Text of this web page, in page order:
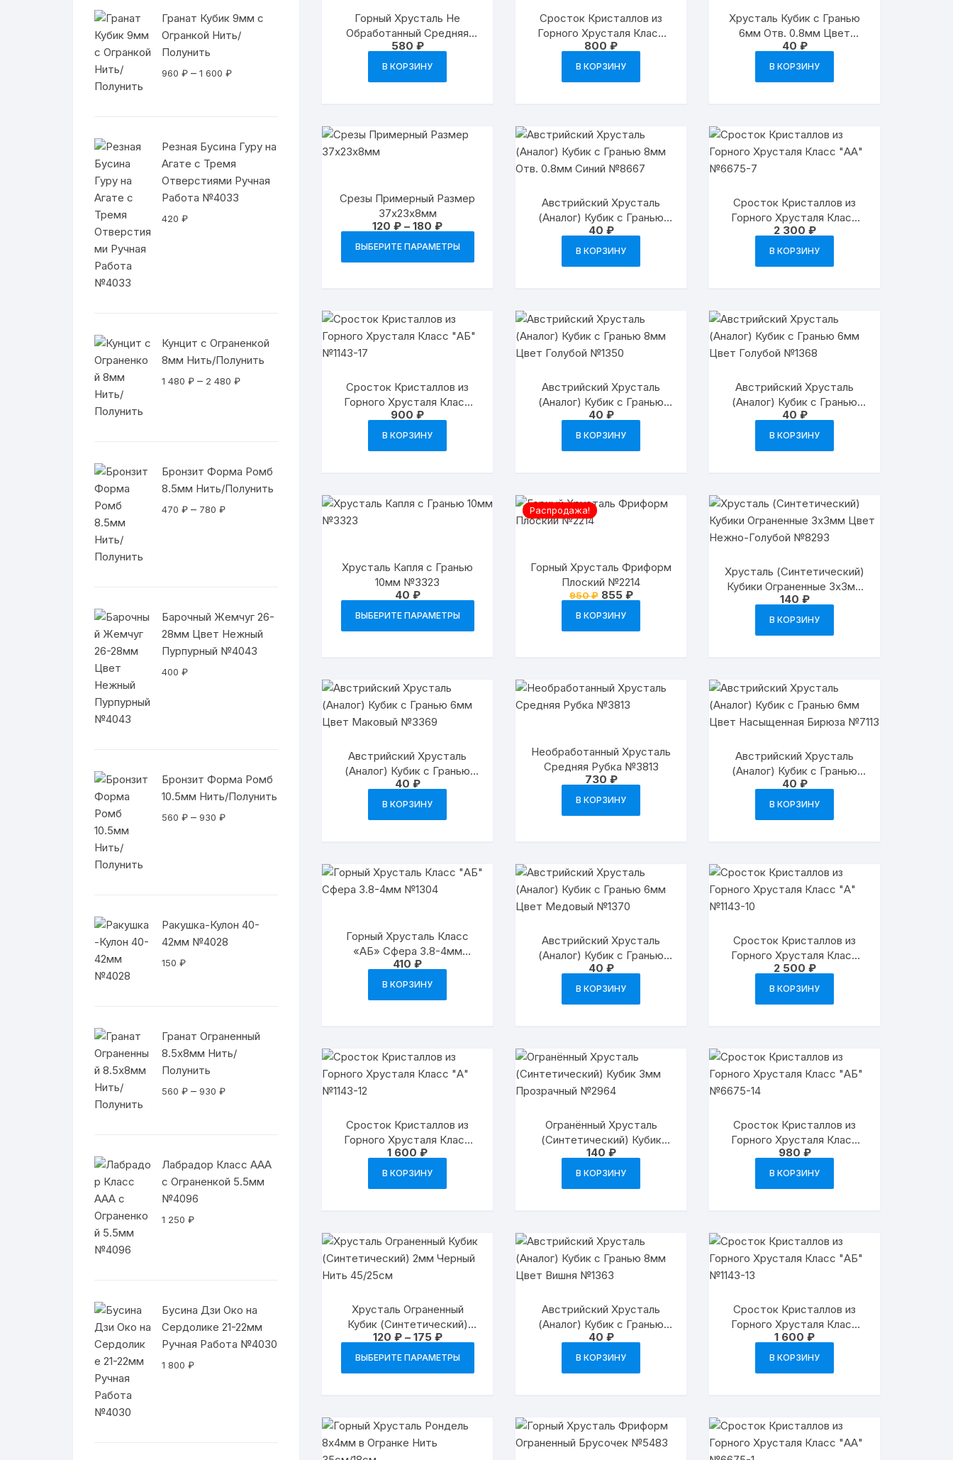
Горный Хрусталь Не
Обработанный Средняя
Рубка №8807
580 ₽
В КОРЗИНУ
Сросток Кристаллов из
Горного Хрусталя Класс
«АБ» №6675-15
800 ₽
В КОРЗИНУ
Хрусталь Кубик с Гранью
6мм Отв. 0.8мм Цвет
Васильковый №3370
40 ₽
В КОРЗИНУ
Срезы Примерный Размер
37х23х8мм
120 ₽ – 180 ₽Диапазон
цен:
120 ₽
ВЫБЕРИТЕ ПАРАМЕТРЫ
выбрать
Австрийский Хрусталь
(Аналог) Кубик с Гранью
8мм Отв. 0.8мм Синий
№8667
40 ₽
В КОРЗИНУ
Сросток Кристаллов из
Горного Хрусталя Класс
«АА» №6675-7
2 300 ₽
В КОРЗИНУ
Сросток Кристаллов из
Горного Хрусталя Класс
«АБ» №1143-17
900 ₽
В КОРЗИНУ
Австрийский Хрусталь
(Аналог) Кубик с Гранью
8мм Цвет Голубой №1350
40 ₽
В КОРЗИНУ
Австрийский Хрусталь
(Аналог) Кубик с Гранью
6мм Цвет Голубой №1368
40 ₽
В КОРЗИНУ
Хрусталь Капля с Гранью
10мм №3323
40 ₽
ВЫБЕРИТЕ ПАРАМЕТРЫ
товара.
Распродажа!
Горный Хрусталь Фриформ
Плоский №2214
950₽ Первоначальная
цена
составляла
855 ₽Текущая
цена:
В КОРЗИНУ
Хрусталь (Синтетический)
Кубики Ограненные 3х3мм
Цвет Нежно-Голубой
№8293
140 ₽
В КОРЗИНУ
Австрийский Хрусталь
(Аналог) Кубик с Гранью
6мм Цвет Маковый №3369
40 ₽
В КОРЗИНУ
Необработанный Хрусталь
Средняя Рубка №3813
730 ₽
В КОРЗИНУ
Австрийский Хрусталь
(Аналог) Кубик с Гранью
6мм Цвет Насыщенная
Бирюза №7113
40 ₽
В КОРЗИНУ
Горный Хрусталь Класс
«АБ» Сфера 3.8-4мм
№1304
410 ₽
В КОРЗИНУ
Австрийский Хрусталь
(Аналог) Кубик с Гранью
6мм Цвет Медовый №1370
40 ₽
В КОРЗИНУ
Сросток Кристаллов из
Горного Хрусталя Класс
«А» №1143-10
2 500 ₽
В КОРЗИНУ
Сросток Кристаллов из
Горного Хрусталя Класс
«А» №1143-12
1 600 ₽
В КОРЗИНУ
Огранённый Хрусталь
(Синтетический) Кубик
3мм Прозрачный №2964
140 ₽
В КОРЗИНУ
Сросток Кристаллов из
Горного Хрусталя Класс
«АБ» №6675-14
980 ₽
В КОРЗИНУ
Хрусталь Ограненный
Кубик (Синтетический)
2мм Черный Нить 45/25см
120 ₽ – 175 ₽Диапазон
цен:
120 ₽
ВЫБЕРИТЕ ПАРАМЕТРЫ
вариаций.
Австрийский Хрусталь
(Аналог) Кубик с Гранью
8мм Цвет Вишня №1363
40 ₽
В КОРЗИНУ
Сросток Кристаллов из
Горного Хрусталя Класс
«АБ» №1143-13
1 600 ₽
В КОРЗИНУ
Гранат Кубик 9мм с
Огранкой Нить/
Полунить
960 ₽ – 1 600 ₽Диапазон
600 ₽
Резная Бусина Гуру на
Агате с Тремя
Отверстиями Ручная
Работа №4033
420 ₽
Кунцит с Ограненкой
8мм Нить/Полунить
1 480 ₽ – 2 480 ₽Диапазон
Бронзит Форма Ромб
8.5мм Нить/Полунить
470 ₽ – 780 ₽Диапазон
Барочный Жемчуг 26-
28мм Цвет Нежный
Пурпурный №4043
400 ₽
Бронзит Форма Ромб
10.5мм Нить/Полунить
560 ₽ – 930 ₽Диапазон
Ракушка-Кулон 40-
42мм №4028
150 ₽
Гранат Ограненный
8.5х8мм Нить/
Полунить
560 ₽ – 930 ₽Диапазон
930 ₽
Лабрадор Класс ААА
с Ограненкой 5.5мм
№4096
1 250 ₽
Бусина Дзи Око на
Сердолике 21-22мм
Ручная Работа №4030
1 800 ₽